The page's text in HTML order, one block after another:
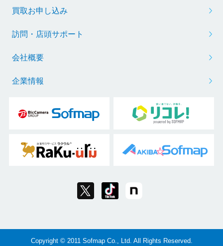
買取お申し込み
訪問・店頭サポート
会社概要
企業情報
Copyright © 2011 Sofmap Co., Ltd. All Rights Reserved.